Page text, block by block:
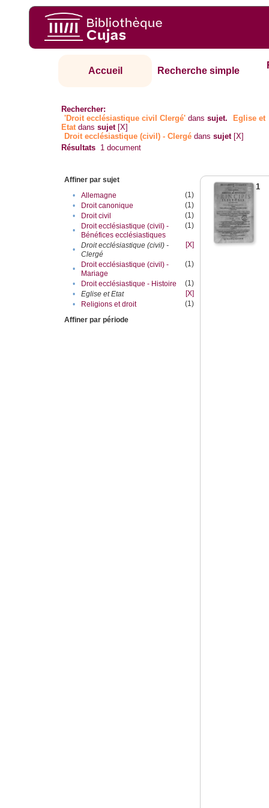
Accueil Recherche simple
Rechercher:
'Droit ecclésiastique civil Clergé' danssujet.
Eglise et
Etatdanssujet [X]
Droit ecclésiastique (civil) - Clergé danssujet [X]
Résultats 1 document
Affiner par sujet
•
Allemagne
(1)
•
Droit canonique
(1)
•
Droit civil
(1)
•
Droit ecclésiastique (civil) -
Bénéfices ecclésiastiques
(1)
•
Droit ecclésiastique (civil) -
Clergé
[X]
•
Droit ecclésiastique (civil) -
Mariage
(1)
• Droit ecclésiastique - Histoire
(1)
•
Eglise et Etat
[X]
•
Religions et droit
(1)
Affiner par période
1